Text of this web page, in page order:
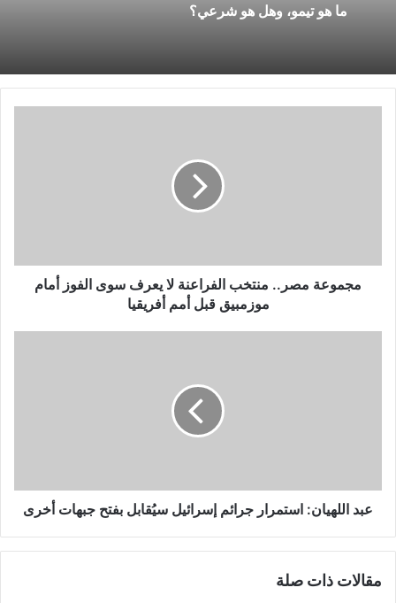
ما هو تيمو، وهل هو شرعي؟
أمام
موزمبيق
مجموعة مصر.. منتخب الفراعنة لا يعرف سوى الفوز أمام
موزمبيق قبل أمم أفريقيا
أخرى
عبد اللهيان: استمرار جرائم إسرائيل سيُقابل بفتح جبهات أخرى
مقالات ذات صلة